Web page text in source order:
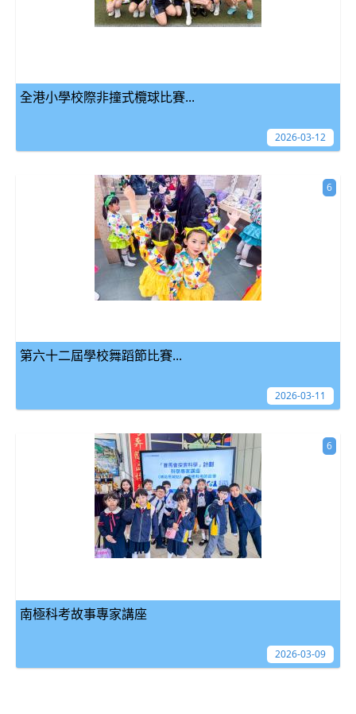
全港小學校際非撞式欖球比賽...
2026-03-12
第六十二屆學校舞蹈節比賽...
6
2026-03-11
南極科考故事專家講座
6
2026-03-09